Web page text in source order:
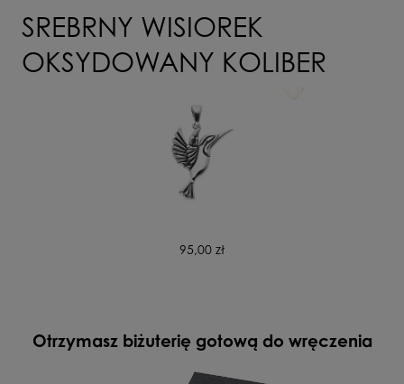
SREBRNY WISIOREK
OKSYDOWANY KOLIBER
95,00 zł
Otrzymasz biżuterię gotową do wręczenia